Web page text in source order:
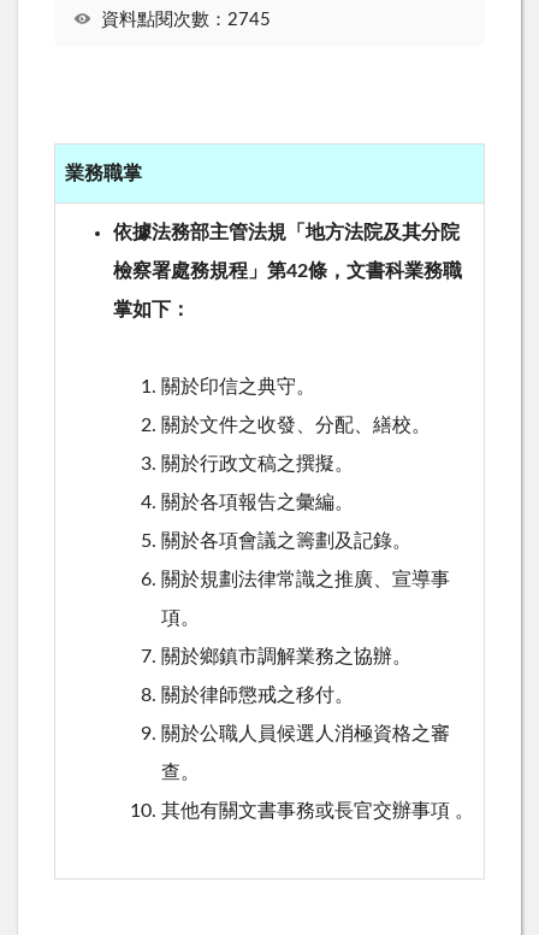
資料點閱次數：2745
業務職掌
依據法務部主管法規「地方法院及其分院
檢察署處務規程」第42條，文書科業務職
掌如下：
關於印信之典守。
關於文件之收發、分配、繕校。
關於行政文稿之撰擬。
關於各項報告之彙編。
關於各項會議之籌劃及記錄。
關於規劃法律常識之推廣、宣導事
項。
關於鄉鎮市調解業務之協辦。
關於律師懲戒之移付。
關於公職人員候選人消極資格之審
查。
其他有關文書事務或長官交辦事項 。